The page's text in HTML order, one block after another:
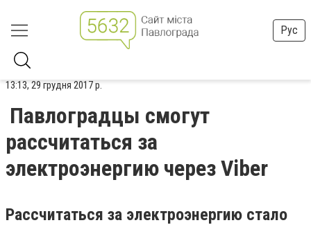
Рус
13:13, 29 грудня 2017 р.
Павлоградцы смогут
рассчитаться за
электроэнергию через Viber
Рассчитаться за электроэнергию стало